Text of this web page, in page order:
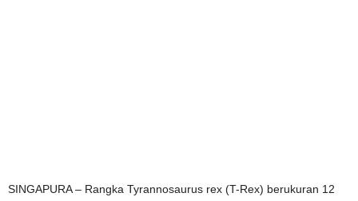
SINGAPURA – Rangka Tyrannosaurus rex (T-Rex) berukuran 12